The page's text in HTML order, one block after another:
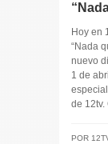
Hoy en
“Nada
nuevo
1 de
de
POR